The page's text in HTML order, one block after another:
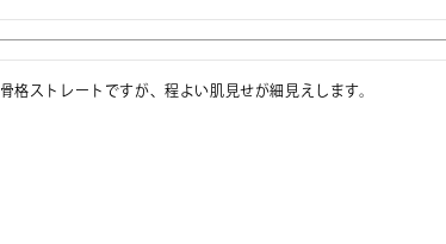
骨格ストレートですが、程よい肌見せが細見えします。